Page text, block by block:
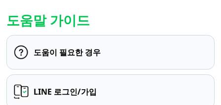
도움말 가이드
도움이 필요한 경우
LINE 로그인/가입